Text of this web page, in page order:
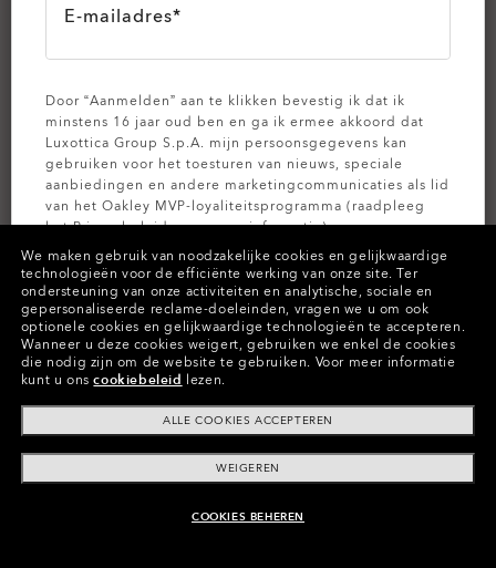
AAN WINKELMAND TOEVOEGEN
PERSONALISEER HET
Kleuren (9) Prizm GreyGlazen,
Polished BlackMontuur
Maat:Universeel
PasvormStandaard - Pasvorm Met Hoge Brug
Leeftijdscategorie7-10 Jaar
We maken gebruik van noodzakelijke cookies en gelijkwaardige
technologieën voor de efficiënte werking van onze site. Ter
ondersteuning van onze activiteiten en analytische, sociale en
gepersonaliseerde reclame-doeleinden, vragen we u om ook
optionele cookies en gelijkwaardige technologieën te accepteren.
Wanneer u deze cookies weigert, gebruiken we enkel de cookies
die nodig zijn om de website te gebruiken. Voor meer informatie
kunt u onscookiebeleid lezen.
ALLE COOKIES ACCEPTEREN
WEIGEREN
COOKIES BEHEREN
E-mailadres*
Door “Aanmelden” aan te klikken bevestig ik dat ik
minstens 16 jaar oud ben en ga ik ermee akkoord dat
Luxottica Group S.p.A. mijn persoonsgegevens kan
gebruiken voor het toesturen van nieuws, speciale
aanbiedingen en andere marketingcommunicaties als lid
van het Oakley MVP-loyaliteitsprogramma (raadpleeg
hetPrivacybeleidvoor meer informatie).
AANMELDEN